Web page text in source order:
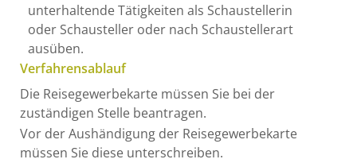
unterhaltende Tätigkeiten als Schaustellerin
oder Schausteller oder nach Schaustellerart
ausüben.
Verfahrensablauf
Die Reisegewerbekarte müssen Sie bei der
zuständigen Stelle beantragen.
Vor der Aushändigung der Reisegewerbekarte
müssen Sie diese unterschreiben.